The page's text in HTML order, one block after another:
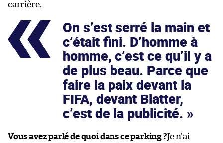
carrière.
On s’est serré la main et
c’était fini. D’homme à
homme, c’est ce qu’il y a
de plus beau. Parce que
faire la paix devant la
FIFA, devant Blatter,
c’est de la publicité.
Vous avez parlé de quoi dans ce parking ?Je n’ai